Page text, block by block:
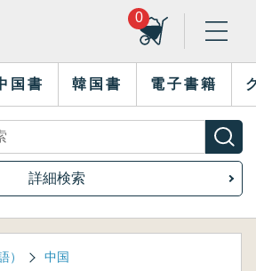
0
国書 韓国書 電子書籍
詳細検索
） 中国